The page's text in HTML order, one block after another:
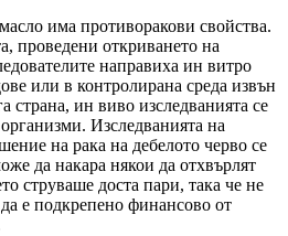
има противоракови свойства.
проведени откриването на
направиха ин витро
или в контролирана среда извън
страна, ин виво изследванията се
Изследванията на
на рака на дебелото черво се
да накара някои да отхвърлят
струваше доста пари, така че не
е подкрепено финансово от